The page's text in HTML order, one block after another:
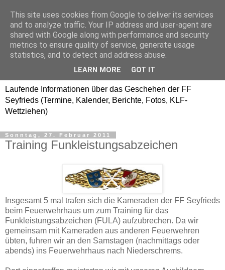
Freiwillige Feuerwehr
SEYFRIEDS
www.ffseyfrieds.at
Laufende Informationen über das Geschehen der FF
Seyfrieds (Termine, Kalender, Berichte, Fotos, KLF-
Wettziehen)
Sonntag, 27. Februar 2011
Training Funkleistungsabzeichen
Insgesamt 5 mal trafen sich die Kameraden der FF Seyfrieds
beim Feuerwehrhaus um zum Training für das
Funkleistungsabzeichen (FULA) aufzubrechen. Da wir
gemeinsam mit Kameraden aus anderen Feuerwehren
übten, fuhren wir an den Samstagen (nachmittags oder
abends) ins Feuerwehrhaus nach Niederschrems.
This site uses cookies from Google to deliver its services
and to analyze traffic. Your IP address and user-agent are
shared with Google along with performance and security
metrics to ensure quality of service, generate usage
statistics, and to detect and address abuse.
LEARN MORE GOT IT